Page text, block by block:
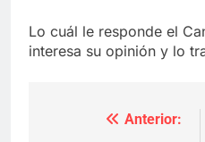
Lo cuál le responde el
interesa su opinión y lo
Navegación
Anterior: